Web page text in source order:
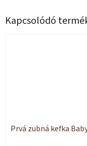
Kapcsolódó
Prvá zubná kefka